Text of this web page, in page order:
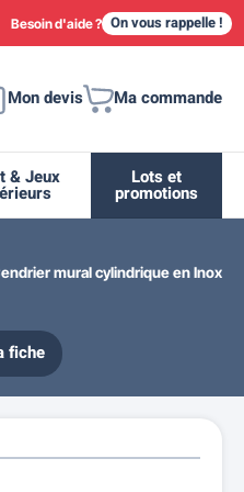
Besoin d'aide ? On vous rappelle !
Mon devis Ma commande
urbain
abris vélo moto
sécurité routière
- Pavoisement
sanitaire
de rangement
& Jeux Lots et
promotions
mural cylindrique en Inox
fiche